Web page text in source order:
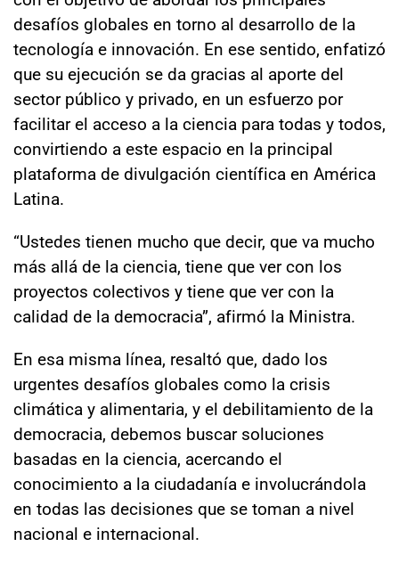
desafíos globales en torno al desarrollo de la
tecnología e innovación. En ese sentido, enfatizó
que su ejecución se da gracias al aporte del
sector público y privado, en un esfuerzo por
facilitar el acceso a la ciencia para todas y todos,
convirtiendo a este espacio en la principal
plataforma de divulgación científica en América
Latina.
“Ustedes tienen mucho que decir, que va mucho
más allá de la ciencia, tiene que ver con los
proyectos colectivos y tiene que ver con la
calidad de la democracia”, afirmó la Ministra.
En esa misma línea, resaltó que, dado los
urgentes desafíos globales como la crisis
climática y alimentaria, y el debilitamiento de la
democracia, debemos buscar soluciones
basadas en la ciencia, acercando el
conocimiento a la ciudadanía e involucrándola
en todas las decisiones que se toman a nivel
nacional e internacional.